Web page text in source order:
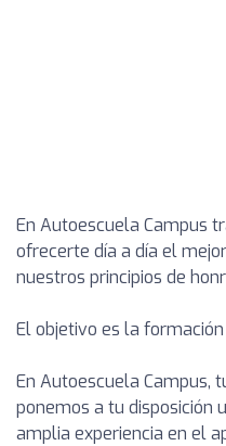
En Autoescuela Campus
ofrecerte día a día el
nuestros principios de
El objetivo es la
En Autoescuela Campus,
ponemos a tu disposición
amplia experiencia en el